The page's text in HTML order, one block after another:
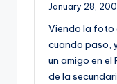
January 28,
Viendo la foto
cuando paso,
un amigo en el
de la